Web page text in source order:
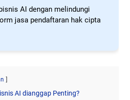
AI dengan melindungi
jasa pendaftaran hak cipta
AI dianggap Penting?